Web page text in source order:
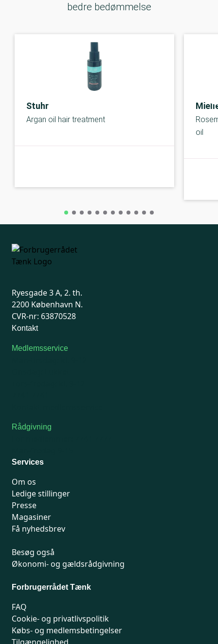
bedre bedømmelse
Stuhr
Argan oil hair treatment
oil
B-kolbe
Ryesgade 3 A, 2. th.
2200 København N.
CVR-nr: 63870528
Kontakt
Medlemsservice
Rådgivning
Services
Om os
Ledige stillinger
Presse
Magasiner
Få nyhedsbrev
Besøg også
Økonomi- og gældsrådgivning
Forbrugerrådet Tænk
FAQ
Cookie- og privatlivspolitik
Købs- og medlemsbetingelser